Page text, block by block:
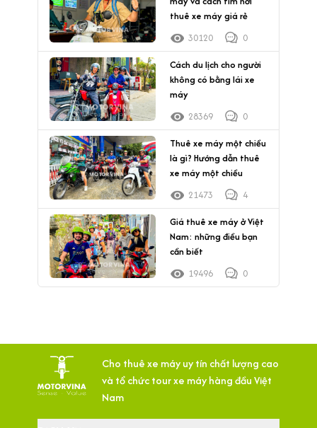
thuê xe máy giá rẻ
30120
0
Cách du lịch cho người
không có bằng lái xe
máy
28369
0
Thuê xe máy một chiều
là gì? Hướng dẫn thuê
xe máy một chiều
21473
4
Giá thuê xe máy ở Việt
Nam: những điều bạn
cần biết
19496
0
Cho thuê xe máy uy tín chất lượng cao
và tổ chức tour xe máy hàng đầu Việt
Nam